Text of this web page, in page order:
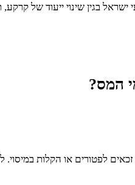
בגין שינוי ייעוד של קרקע,
המס?
לפטורים או הקלות